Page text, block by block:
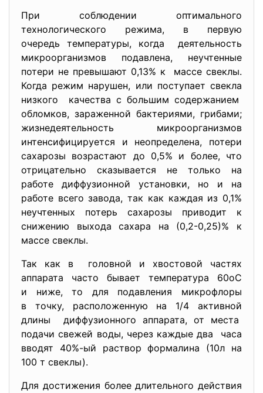
При соблюдении оптимального
технологического режима, в первую
очередь температуры, когда деятельность
микроорганизмов подавлена, неучтенные
потери не превышают 0,13% к массе свеклы.
Когда режим нарушен, или поступает свекла
низкого качества с большим содержанием
обломков, зараженной бактериями, грибами;
жизнедеятельность микроорганизмов
интенсифицируется и неопределена, потери
сахарозы возрастают до 0,5% и более, что
отрицательно сказывается не только на
работе диффузионной установки, но и на
работе всего завода, так как каждая из 0,1%
неучтенных потерь сахарозы приводит к
снижению выхода сахара на (0,2-0,25)% к
массе свеклы.
Так как в головной и хвостовой частях
аппарата часто бывает температура 60оС
и ниже, то для подавления микрофлоры
в точку, расположенную на 1/4 активной
длины диффузионного аппарата, от места
подачи свежей воды, через каждые два часа
вводят 40%-ый раствор формалина (10л на
100 т свеклы).
Для достижения более длительного действия